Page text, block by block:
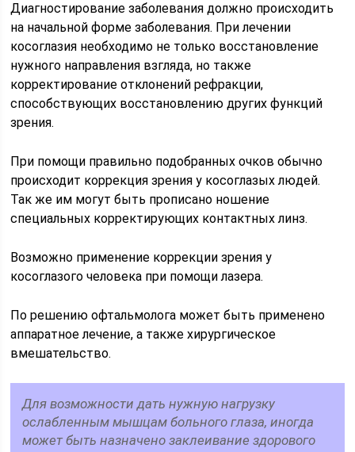
Диагностирование заболевания должно происходить
на начальной форме заболевания. При лечении
косоглазия необходимо не только восстановление
нужного направления взгляда, но также
корректирование отклонений рефракции,
способствующих восстановлению других функций
зрения.
При помощи правильно подобранных очков обычно
происходит коррекция зрения у косоглазых людей.
Так же им могут быть прописано ношение
специальных корректирующих контактных линз.
Возможно применение коррекции зрения у
косоглазого человека при помощи лазера.
По решению офтальмолога может быть применено
аппаратное лечение, а также хирургическое
вмешательство.
Для возможности дать нужную нагрузку
ослабленным мышцам больного глаза, иногда
может быть назначено заклеивание здорового